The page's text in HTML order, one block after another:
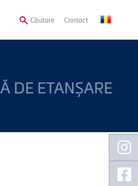
CăutareSecondary
Menu
Contact
DE ETANȘARE
Floating